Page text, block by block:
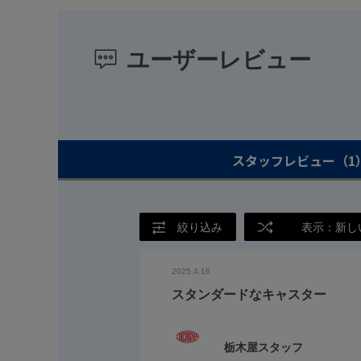
ユーザーレビュー
スタッフレビュー （
絞り込み 表示：新し
2025.4.16
スタンダードなキャスター
栃木屋スタッフ